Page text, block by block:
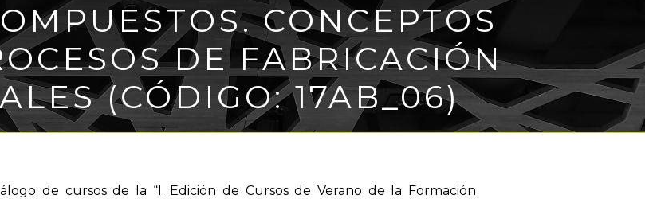
CONCEPTOS
DE FABRICACIÓN
(CÓDIGO: 17AB_06)
de cursos de la “I. Edición de Cursos de Verano de la Formación